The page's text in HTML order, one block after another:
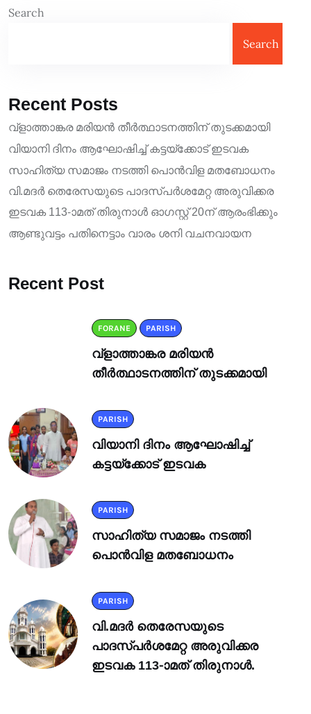
Search
Search
Recent Posts
വ്ളാത്താങ്കര മരിയൻ തീർത്ഥാടനത്തിന് തുടക്കമായി
വിയാനി ദിനം ആഘോഷിച്ച് കട്ടയ്ക്കോട് ഇടവക
സാഹിത്യ സമാജം നടത്തി പൊൻവിള മതബോധനം
വി.മദർ തെരേസയുടെ പാദസ്പർശമേറ്റ അരുവിക്കര
ഇടവക 113-ാമത് തിരുനാൾ ഓഗസ്റ്റ് 20ന് ആരംഭിക്കും
ആണ്ടുവട്ടം പതിനെട്ടാം വാരം ശനി വചനവായന
Recent Post
FORANE PARISH
വ്ളാത്താങ്കര മരിയൻ
തീർത്ഥാടനത്തിന് തുടക്കമായി
PARISH
വിയാനി ദിനം ആഘോഷിച്ച്
കട്ടയ്ക്കോട് ഇടവക
PARISH
സാഹിത്യ സമാജം നടത്തി
പൊൻവിള മതബോധനം
PARISH
വി.മദർ തെരേസയുടെ
പാദസ്പർശമേറ്റ അരുവിക്കര
ഇടവക 113-ാമത് തിരുനാൾ.